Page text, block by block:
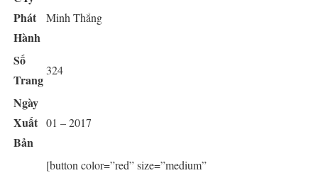
Phát
Hành
Minh Thắng
Số
Trang
324
Ngày
Xuất
Bản
01 – 2017
[button color=”red” size=”medium”